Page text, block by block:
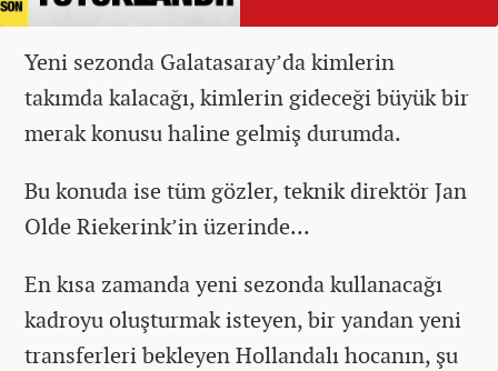
Yeni sezonda Galatasaray’da kimlerin
takımda kalacağı, kimlerin gideceği büyük bir
merak konusu haline gelmiş durumda.
Bu konuda ise tüm gözler, teknik direktör Jan
Olde Riekerink’in üzerinde...
En kısa zamanda yeni sezonda kullanacağı
kadroyu oluşturmak isteyen, bir yandan yeni
transferleri bekleyen Hollandalı hocanın, şu